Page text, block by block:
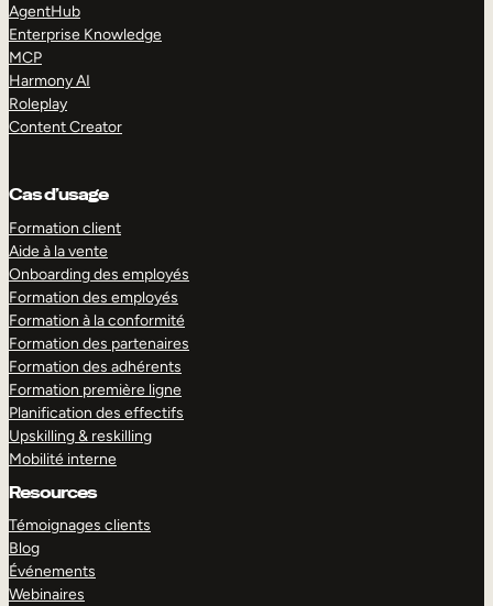
AgentHub
Enterprise Knowledge
MCP
Harmony AI
Roleplay
Content Creator
Cas d’usage
Formation client
Aide à la vente
Onboarding des employés
Formation des employés
Formation à la conformité
Formation des partenaires
Formation des adhérents
Formation première ligne
Planification des effectifs
Upskilling & reskilling
Mobilité interne
Resources
Témoignages clients
Blog
Événements
Webinaires